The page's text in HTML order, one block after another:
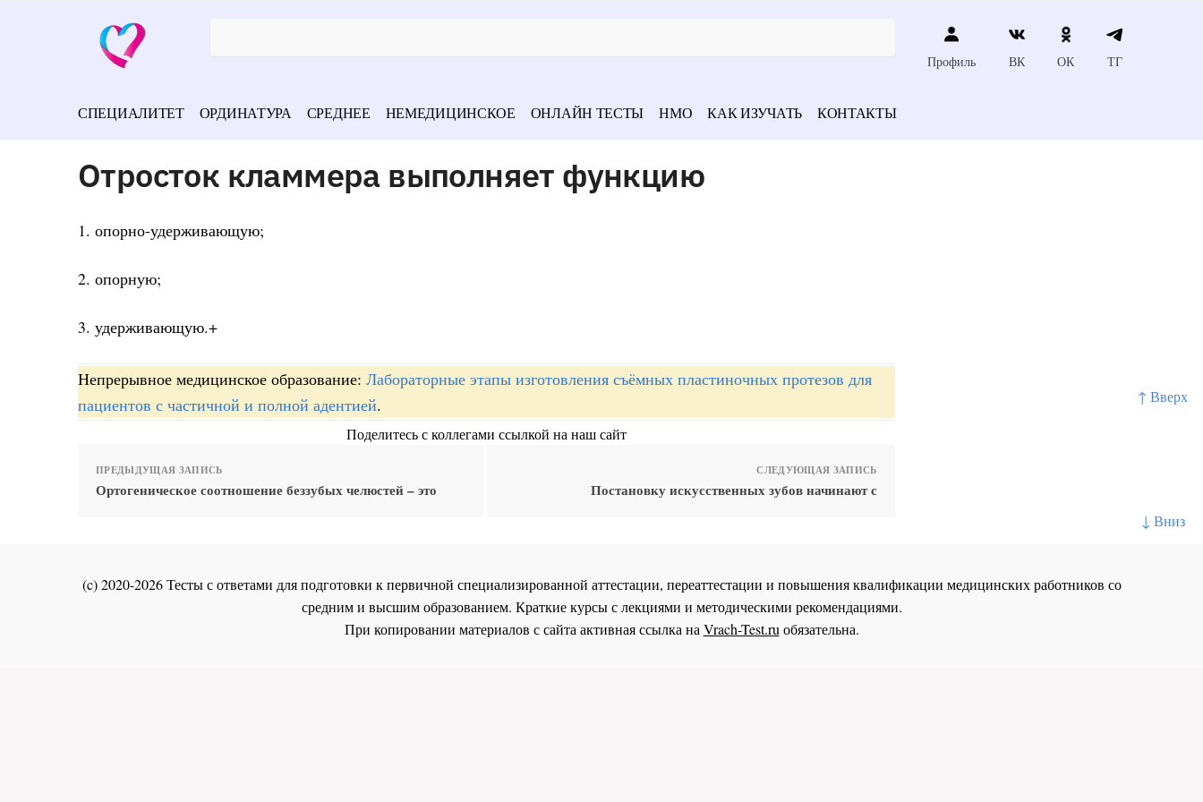
↑ Вверх
↓ Вниз
Профиль ВК ОК ТГ
СПЕЦИАЛИТЕТ ОРДИНАТУРА СРЕДНЕЕ НЕМЕДИЦИНСКОЕ ОНЛАЙН ТЕСТЫ НМО КАК ИЗУЧАТЬ КОНТАКТЫ
Отросток кламмера выполняет функцию
1. опорно-удерживающую;
2. опорную;
3. удерживающую.+
Непрерывное медицинское образование: Лабораторные этапы изготовления съёмных пластиночных протезов для
пациентов с частичной и полной адентией.
Поделитесь с коллегами ссылкой на наш сайт
ПРЕДЫДУЩАЯ ЗАПИСЬ
Ортогеническое соотношение беззубых челюстей – это
СЛЕДУЮЩАЯ ЗАПИСЬ
Постановку искусственных зубов начинают с
(c) 2020-2026 Тесты с ответами для подготовки к первичной специализированной аттестации, переаттестации и повышения квалификации медицинских работников со
средним и высшим образованием. Краткие курсы с лекциями и методическими рекомендациями.
При копировании материалов с сайта активная ссылка на Vrach-Test.ru обязательна.